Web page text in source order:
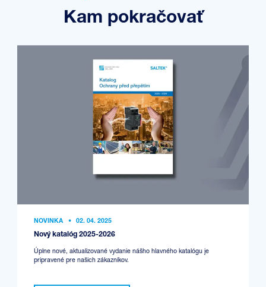
Kam pokračovať
NOVINKA • 02. 04. 2025
Nový katalóg 2025-2026
Úplne nové, aktualizované vydanie nášho hlavného katalógu je
pripravené pre našich zákazníkov.